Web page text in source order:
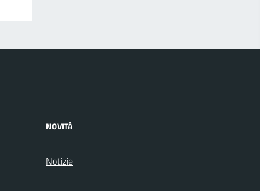
NOVITÀ
Notizie